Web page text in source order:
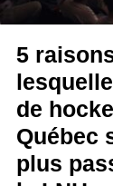
5
de
Québec
plus